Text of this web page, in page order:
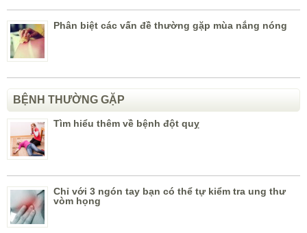
Phân biệt các vấn đề thường gặp mùa nắng nóng
BỆNH THƯỜNG GẶP
Tìm hiểu thêm về bệnh đột quỵ
Chỉ với 3 ngón tay bạn có thể tự kiểm tra ung thư
vòm họng